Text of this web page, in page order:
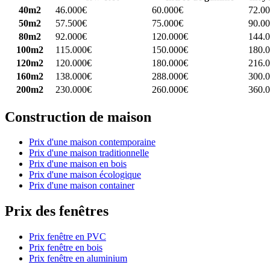
40m2
46.000€ 60.000€
50m2
57.500€ 75.000€
80m2
92.000€ 120.000€
100m2
115.000€ 150.000€
120m2
120.000€ 180.000€
160m2
138.000€ 288.000€
200m2
230.000€ 260.000€
Construction de maison
Prix d'une maison contemporaine
Prix d'une maison traditionnelle
Prix d'une maison en bois
Prix d'une maison écologique
Prix d'une maison container
Prix des fenêtres
Prix fenêtre en PVC
Prix fenêtre en bois
Prix fenêtre en aluminium